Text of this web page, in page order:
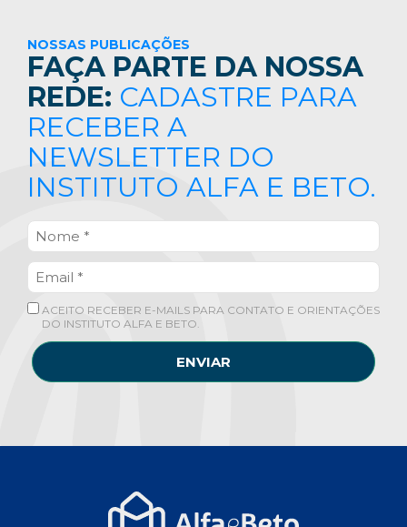
NOSSAS PUBLICAÇÕES
FAÇA PARTE DA NOSSA
REDE: CADASTRE PARA
RECEBER A
NEWSLETTER DO
INSTITUTO ALFA E BETO.
ACEITO RECEBER E-MAILS PARA CONTATO E ORIENTAÇÕES
DO INSTITUTO ALFA E BETO.
ENVIAR